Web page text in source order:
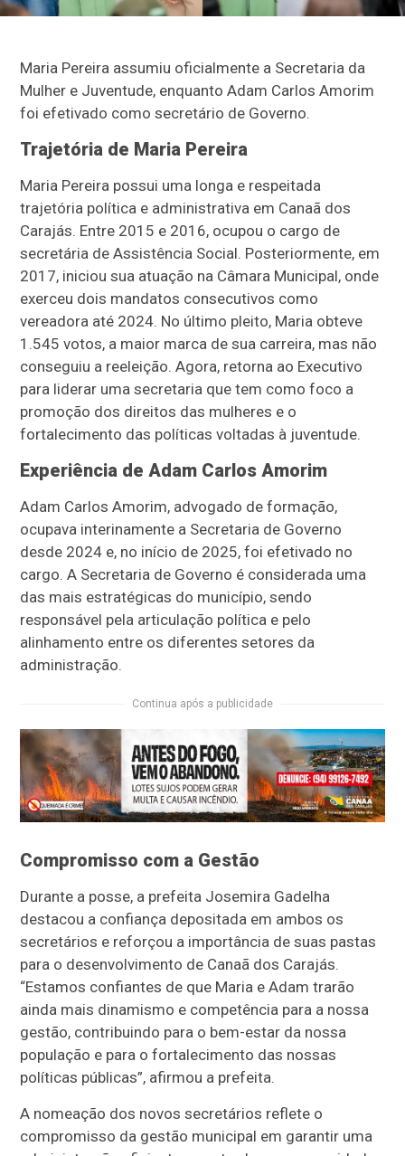
Maria Pereira assumiu oficialmente a Secretaria da
Mulher e Juventude, enquanto Adam Carlos Amorim
foi efetivado como secretário de Governo.
Trajetória de Maria Pereira
Maria Pereira possui uma longa e respeitada
trajetória política e administrativa em Canaã dos
Carajás. Entre 2015 e 2016, ocupou o cargo de
secretária de Assistência Social. Posteriormente, em
2017, iniciou sua atuação na Câmara Municipal, onde
exerceu dois mandatos consecutivos como
vereadora até 2024. No último pleito, Maria obteve
1.545 votos, a maior marca de sua carreira, mas não
conseguiu a reeleição. Agora, retorna ao Executivo
para liderar uma secretaria que tem como foco a
promoção dos direitos das mulheres e o
fortalecimento das políticas voltadas à juventude.
Experiência de Adam Carlos Amorim
Adam Carlos Amorim, advogado de formação,
ocupava interinamente a Secretaria de Governo
desde 2024 e, no início de 2025, foi efetivado no
cargo. A Secretaria de Governo é considerada uma
das mais estratégicas do município, sendo
responsável pela articulação política e pelo
alinhamento entre os diferentes setores da
administração.
Continua após a publicidade
Compromisso com a Gestão
Durante a posse, a prefeita Josemira Gadelha
destacou a confiança depositada em ambos os
secretários e reforçou a importância de suas pastas
para o desenvolvimento de Canaã dos Carajás.
“Estamos confiantes de que Maria e Adam trarão
ainda mais dinamismo e competência para a nossa
gestão, contribuindo para o bem-estar da nossa
população e para o fortalecimento das nossas
políticas públicas”, afirmou a prefeita.
A nomeação dos novos secretários reflete o
compromisso da gestão municipal em garantir uma